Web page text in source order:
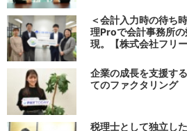
＜会計入力時の待ち
理Proで会計事務所
現。【株式会社フリ
企業の成長を支援す
てのファクタリング
税理士として独立し